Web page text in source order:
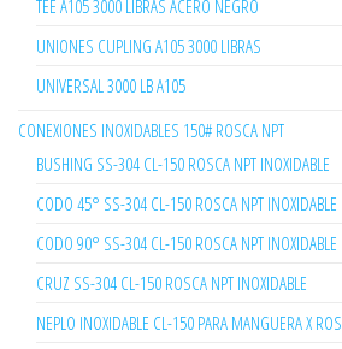
TEE A105 3000 LIBRAS ACERO NEGRO
UNIONES CUPLING A105 3000 LIBRAS
UNIVERSAL 3000 LB A105
CONEXIONES INOXIDABLES 150# ROSCA NPT
BUSHING SS-304 CL-150 ROSCA NPT INOXIDABLE
CODO 45° SS-304 CL-150 ROSCA NPT INOXIDABLE
CODO 90° SS-304 CL-150 ROSCA NPT INOXIDABLE
CRUZ SS-304 CL-150 ROSCA NPT INOXIDABLE
NEPLO INOXIDABLE CL-150 PARA MANGUERA X